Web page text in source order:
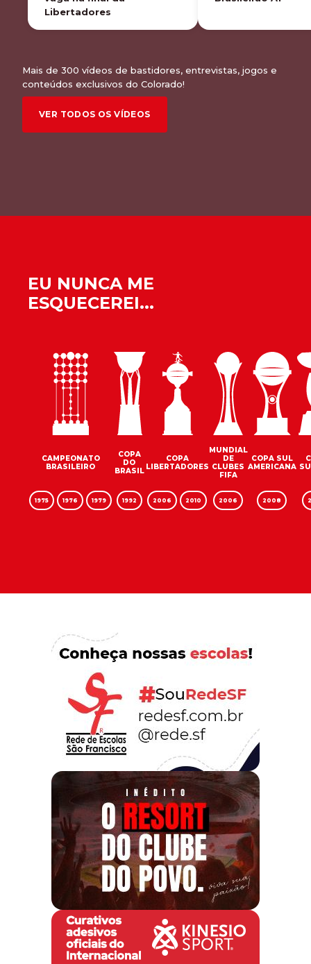
Libertadores
Mais de 300 vídeos de bastidores, entrevistas, jogos e
conteúdos exclusivos do Colorado!
VER TODOS OS VÍDEOS
EU NUNCA ME
ESQUECEREI...
CAMPEONATO
BRASILEIRO
1975 1976 1979
COPA
DO
BRASIL
1992
COPA
LIBERTADORES
2006 2010
MUNDIAL
DE
CLUBES
FIFA
2006
COPA SUL
AMERICANA
2008